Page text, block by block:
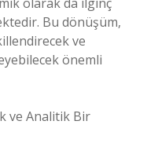
Bu dönüşüm,
ve
önemli
ve Analitik Bir